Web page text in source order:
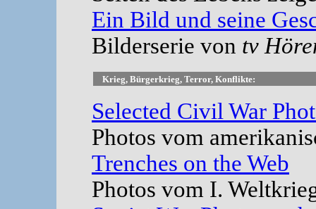
Ein Bild und seine
Bilderserie von tv
Krieg, Bürgerkrieg, Terror, Konflikte:
Selected Civil War
Photos vom
Trenches on the Web
Photos vom I.